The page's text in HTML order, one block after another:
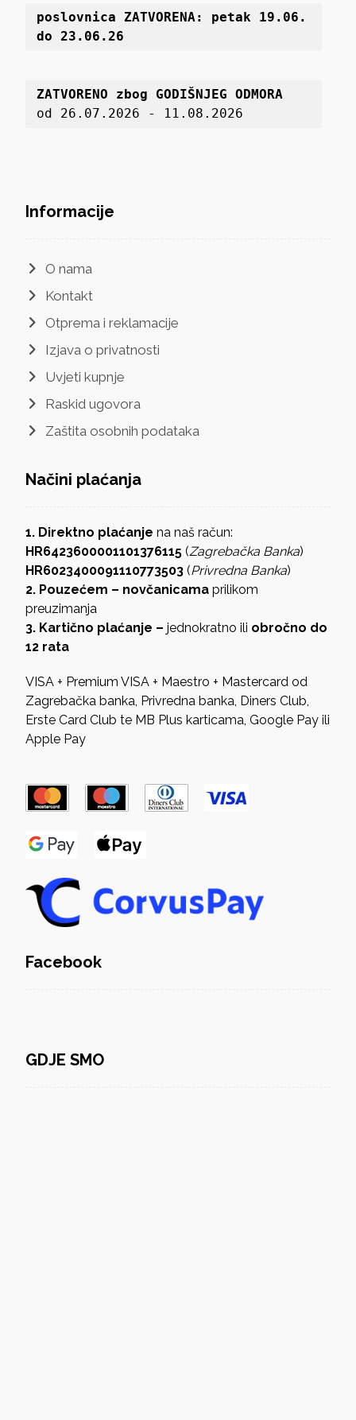
poslovnica ZATVORENA: petak 19 .06.
do 23.06.26
ZATVORENO zbog GODIŠNJEG ODMORA
od 26.07.2026 - 11.08.2026
Informacije
O nama
Kontakt
Otprema i reklamacije
Izjava o privatnosti
Uvjeti kupnje
Raskid ugovora
Zaštita osobnih podataka
Načini plaćanja
1. Direktno plaćanje na naš račun:
HR6423600001101376115(Zagrebačka Banka)
HR6023400091110773503(Privredna Banka)
2. Pouzećem – novčanicamaprilikom
preuzimanja
3. Kartično plaćanje –jednokratno ili obročno do
12 rata
VISA + Premium VISA + Maestro + Mastercard od
Zagrebačka banka, Privredna banka, Diners Club,
Erste Card Club te MB Plus karticama, Google Pay ili
Apple Pay
Facebook
GDJE SMO